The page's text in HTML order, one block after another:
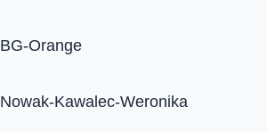
BG-Orange
Nowak-Kawalec-Weronika